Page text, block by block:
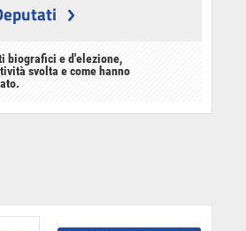
biografici e d'elezione,
svolta e come hanno